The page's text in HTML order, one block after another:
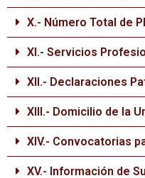
X.- Número Total de
XI.- Servicios
XII.- Declaraciones
XIII.- Domicilio de la
XIV.- Convocatorias
XV.- Información de